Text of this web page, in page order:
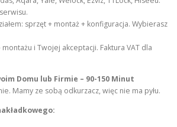
sprzęt + montaż + konfiguracja. Wybierasz
i Twojej akceptacji. Faktura VAT dla
Domu lub Firmie – 90-150 Minut
Mamy ze sobą odkurzacz, więc nie ma pyłu.